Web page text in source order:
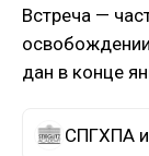
Встреча —
дан в конце
СПГХПА